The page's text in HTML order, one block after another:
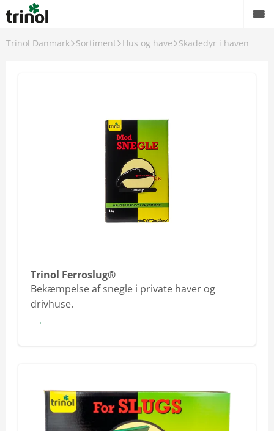
Trinol Danmark Sortiment Hus og have Skadedyr i haven
Trinol Ferroslug®
Bekæmpelse af snegle i private haver og
drivhuse.
Læs mere
Tilbage!!
Gnaverbekæmpelse
Elektronisk bekæmpelse
Professionelle produkter